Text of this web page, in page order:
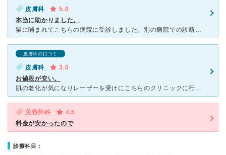
皮膚科
5.0
本当に助かりました。
猫に噛まれてこちらの病院に受診しました。別の病院での診断結果を伝えると、誤診とのことで化膿が進んでいたのですぐに手術をしてくださりました。手術も痛みが大丈夫なのか伺いながらしてくださったり、手術後の質
皮膚科の口コミ
皮膚科
3.0
お値段が安い。
肌の老化が気になりレーザーを受けにこちらのクリニックに行きました。医院の場所はとても便利な場所でした。 医院は小さくきれいです。受付の方も元気はないけど丁寧です。 まず最初にカウンセラーの方からコ
美容外科
4.5
料金が安かったので
診療科目：